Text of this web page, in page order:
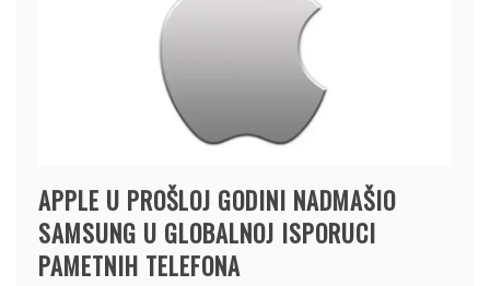
APPLE U PROŠLOJ GODINI NADMAŠIO
SAMSUNG U GLOBALNOJ ISPORUCI
PAMETNIH TELEFONA